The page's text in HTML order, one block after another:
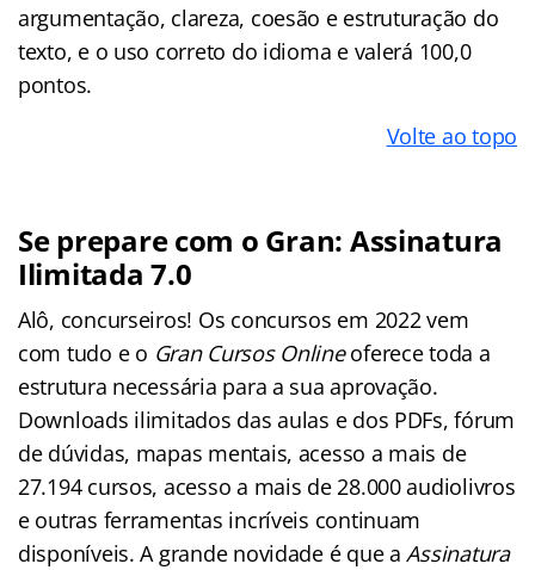
argumentação, clareza, coesão e estruturação do
texto, e o uso correto do idioma e valerá 100,0
pontos.
Volte ao topo
Se prepare com o Gran: Assinatura
Ilimitada 7.0
Alô, concurseiros! Os concursos em 2022 vem
com tudo e o Gran Cursos Onlineoferece toda a
estrutura necessária para a sua aprovação.
Downloads ilimitados das aulas e dos PDFs, fórum
de dúvidas, mapas mentais, acesso a mais de
27.194 cursos, acesso a mais de 28.000 audiolivros
e outras ferramentas incríveis continuam
disponíveis. A grande novidade é que aAssinatura